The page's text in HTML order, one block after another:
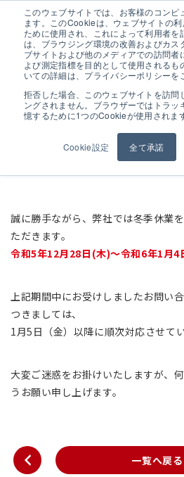
このウェブサイトでは、お客様のコン
ます。このCookieは、ウェブサイトの
ために使用され、これによって利用者を
は、ブラウジング環境の改善およびカス
ブサイトおよび他のメディアでの訪問者
よび測定指標を目的として使用される
いての詳細は、プライバシーポリシーを
拒否した場合、このウェブサイトを訪問
ングされません。ブラウザーではトラッ
憶するために1つのCookieが使用されます
Cookie設定 全て承諾
年末年始の休業のお
お知らせ 展示
イベント
誠に勝手ながら、弊社では冬季休業
ただきます。
令和5年12月28日(木)～令和6年1月4
上記期間中にお受けしましたお問い
つきましては、
1月5日（金）以降に順次対応させて
大変ご迷惑をお掛けいたしますが、
うお願い申し上げます。
一覧へ戻る